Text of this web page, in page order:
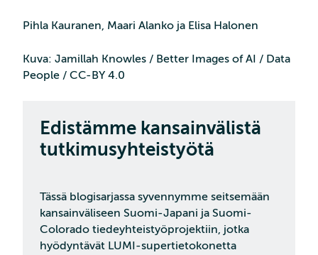
Pihla Kauranen, Maari Alanko ja Elisa Halonen
Kuva: Jamillah Knowles / Better Images of AI / Data
People / CC-BY 4.0
Edistämme kansainvälistä
tutkimusyhteistyötä
Tässä blogisarjassa syvennymme seitsemään
kansainväliseen Suomi-Japani ja Suomi-
Colorado tiedeyhteistyöprojektiin, jotka
hyödyntävät LUMI-supertietokonetta